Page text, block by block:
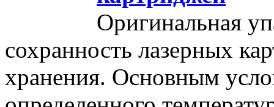
Оригинальная
сохранность лазерных
хранения. Основным